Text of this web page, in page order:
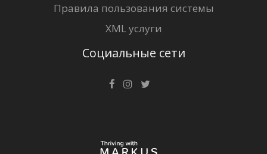
Правила пользования системы
XML услуги
Социальные сети